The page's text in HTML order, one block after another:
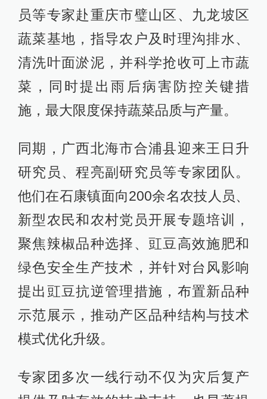
员等专家赴重庆市璧山区、九龙坡区
蔬菜基地，指导农户及时理沟排水、
清洗叶面淤泥，并科学抢收可上市蔬
菜，同时提出雨后病害防控关键措
施，最大限度保持蔬菜品质与产量。
同期，广西北海市合浦县迎来王日升
研究员、程亮副研究员等专家团队。
他们在石康镇面向200余名农技人员、
新型农民和农村党员开展专题培训，
聚焦辣椒品种选择、豇豆高效施肥和
绿色安全生产技术，并针对台风影响
提出豇豆抗逆管理措施，布置新品种
示范展示，推动产区品种结构与技术
模式优化升级。
专家团多次一线行动不仅为灾后复产